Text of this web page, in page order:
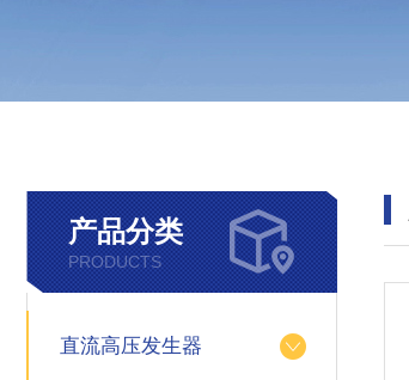
产品分类
PRODUCTS
直流高压发生器